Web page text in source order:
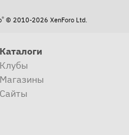
® © 2010-2026 XenForo Ltd.
Каталоги
Клубы
Магазины
Сайты